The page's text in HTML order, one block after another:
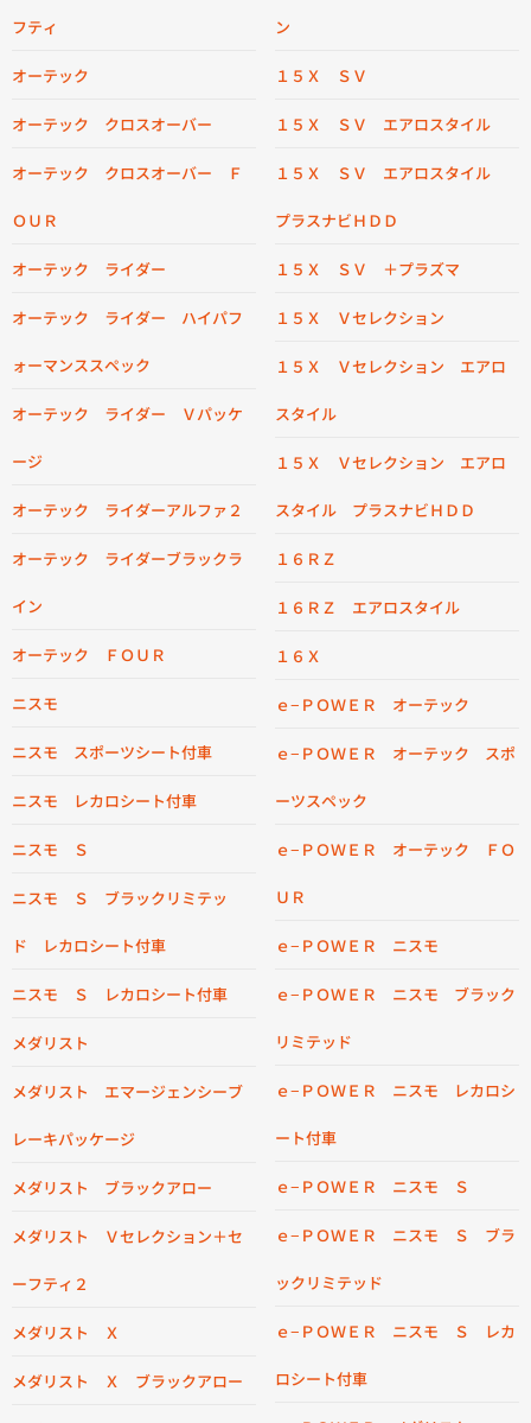
フティ
オーテック
オーテック クロスオーバー
オーテック クロスオーバー Ｆ
ＯＵＲ
オーテック ライダー
オーテック ライダー ハイパフ
ォーマンススペック
オーテック ライダー Ｖパッケ
ージ
オーテック ライダーアルファ２
オーテック ライダーブラックラ
イン
オーテック ＦＯＵＲ
ニスモ
ニスモ スポーツシート付車
ニスモ レカロシート付車
ニスモ Ｓ
ニスモ Ｓ ブラックリミテッ
ド レカロシート付車
ニスモ Ｓ レカロシート付車
メダリスト
メダリスト エマージェンシーブ
レーキパッケージ
メダリスト ブラックアロー
メダリスト Ｖセレクション＋セ
ーフティ２
メダリスト Ｘ
メダリスト Ｘ ブラックアロー
ン
１５Ｘ ＳＶ
１５Ｘ ＳＶ エアロスタイル
１５Ｘ ＳＶ エアロスタイル
プラスナビＨＤＤ
１５Ｘ ＳＶ ＋プラズマ
１５Ｘ Ｖセレクション
１５Ｘ Ｖセレクション エアロ
スタイル
１５Ｘ Ｖセレクション エアロ
スタイル プラスナビＨＤＤ
１６ＲＺ
１６ＲＺ エアロスタイル
１６Ｘ
ｅ−ＰＯＷＥＲ オーテック
ｅ−ＰＯＷＥＲ オーテック スポ
ーツスペック
ｅ−ＰＯＷＥＲ オーテック ＦＯ
ＵＲ
ｅ−ＰＯＷＥＲ ニスモ
ｅ−ＰＯＷＥＲ ニスモ ブラック
リミテッド
ｅ−ＰＯＷＥＲ ニスモ レカロシ
ート付車
ｅ−ＰＯＷＥＲ ニスモ Ｓ
ｅ−ＰＯＷＥＲ ニスモ Ｓ ブラ
ックリミテッド
ｅ−ＰＯＷＥＲ ニスモ Ｓ レカ
ロシート付車